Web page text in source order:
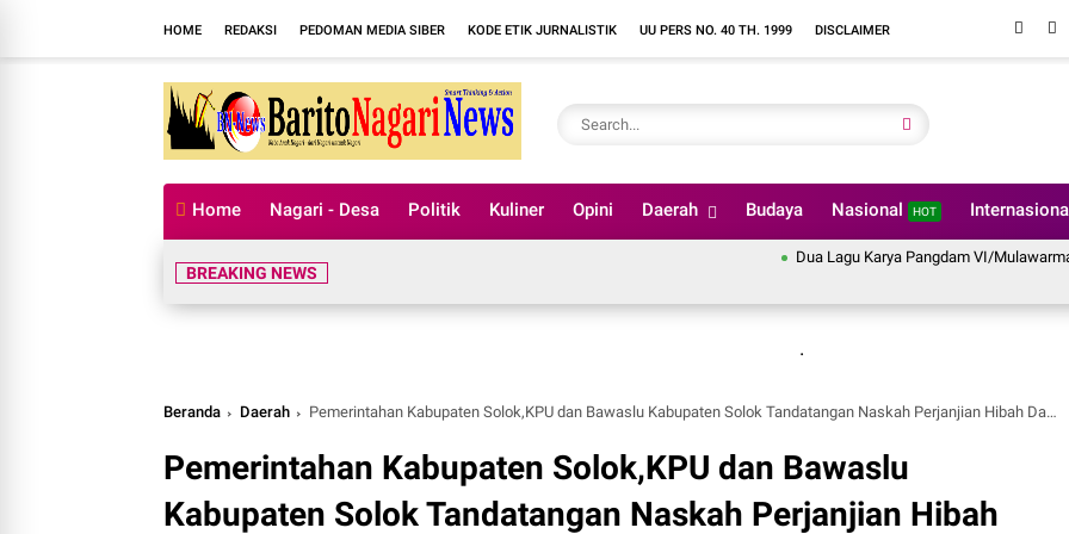
HOME REDAKSI PEDOMAN MEDIA SIBER KODE ETIK JURNALISTIK UU PERS NO. 40 TH. 1999 DISCLAIMER
Home Nagari - Desa Politik Kuliner Opini Daerah Budaya Nasional HOT
BREAKING NEWS
Dua Lagu Karya Pangdam VI/Mulawarman
.
Beranda Daerah Pemerintahan Kabupaten Solok,KPU dan Bawaslu Kabupaten Solok Tandatangan Naskah Perjanjian Hibah Daerah Pakta Integritas Tahun 2024
Pemerintahan Kabupaten Solok,KPU dan Bawaslu
Kabupaten Solok Tandatangan Naskah Perjanjian Hibah